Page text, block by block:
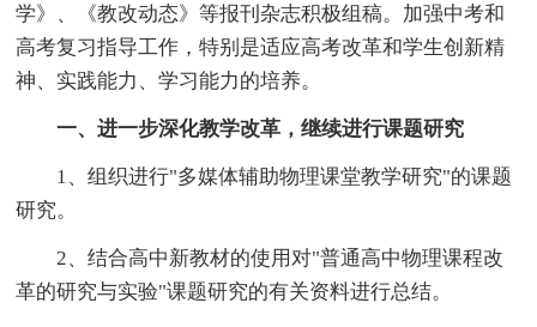
学》、《教改动态》等报刊杂志积极组稿。加强中考和
高考复习指导工作，特别是适应高考改革和学生创新精
神、实践能力、学习能力的培养。
一、进一步深化教学改革，继续进行课题研究
1、组织进行"多媒体辅助物理课堂教学研究"的课题
研究。
2、结合高中新教材的使用对"普通高中物理课程改
革的研究与实验"课题研究的有关资料进行总结。